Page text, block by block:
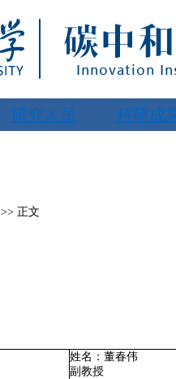
研究人员 科研成
>> 正文
姓名： 董春伟
副教授